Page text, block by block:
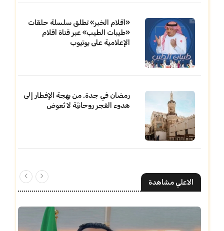
«أقلام الخبر» تطلق سلسلة حلقات
«طيبات الطيب» عبر قناة أقلام
الإعلامية على يوتيوب
رمضان في جدة. من بهجة الإفطار إلى
هدوء الفجر روحانيّة لا تُعوض
الاعلي مشاهدة